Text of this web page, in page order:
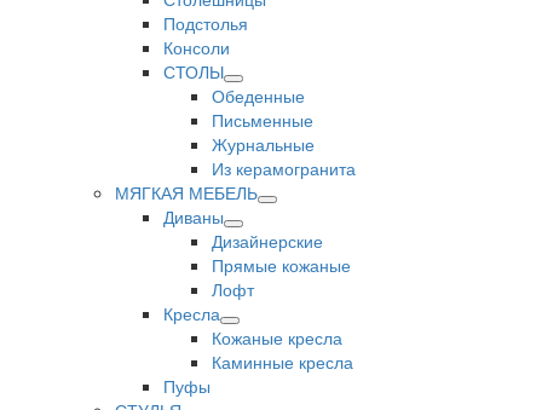
Подстолья
Консоли
СТОЛЫ
Обеденные
Письменные
Журнальные
Из керамогранита
МЯГКАЯ МЕБЕЛЬ
Диваны
Дизайнерские
Прямые кожаные
Лофт
Кресла
Кожаные кресла
Каминные кресла
Пуфы